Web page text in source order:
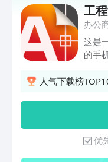
文字
制删
关联
丰富
导出
号：
施工
造师
CAD
力、
业）
家居
施
全球
看
务，
用功能。 1.快速高
工
办公
这是
的手
程制
制、
纸，
是
人气下载榜
优